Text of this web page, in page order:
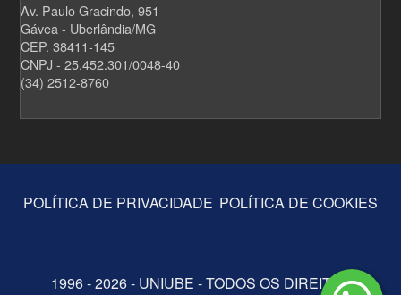
Av. Paulo Gracindo, 951
Gávea - Uberlândia/MG
CEP. 38411-145
CNPJ - 25.452.301/0048-40
(34) 2512-8760
POLÍTICA DE PRIVACIDADE POLÍTICA DE COOKIES
1996 - 2026 - UNIUBE - TODOS OS DIREITOS